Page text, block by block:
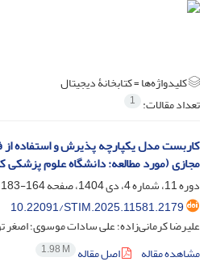
کلیدواژه‌ها =کتابخانۀ دیجیتال
تعداد مقالات: 1
کاربست مدل یکپارچه پذیرش و استفاده از
مجازی (مورد مطالعه: دانشگاه علوم پزشکی
دوره 11، شماره 4، دی 1404، صفحه
164-183
10.22091/STIM.2025.11581.2179
علیرضا کرمانی‌زاده؛ علی سادات موسوی؛ اصغر
مشاهده مقاله
اصل مقاله 1.98 M